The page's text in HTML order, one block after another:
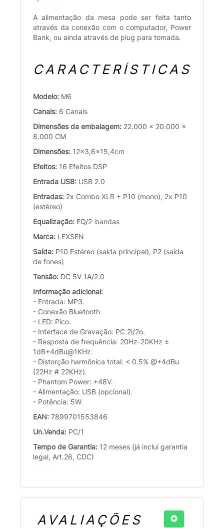
A alimentação da mesa pode ser feita tanto
através da conexão com o computador, Power
Bank, ou ainda através de plug para tomada.
CARACTERÍSTICAS
Modelo: M6
Canais: 6 Canais
Dimensões da embalagem: 22.000 x 20.000 x
8.000 CM
Dimensões: 12x3,6x15,4cm
Efeitos: 16 Efeitos DSP
Entrada USB: USB 2.0
Entradas: 2x Combo XLR + P10 (mono), 2x P10
(estéreo)
Equalização: EQ/2-bandas
Marca: LEXSEN
Saída: P10 Estéreo (saída principal), P2 (saída
de fones)
Tensão: DC 5V 1A/2.0
Informação adicional:
- Entrada: MP3.
- Conexão Bluetooth
- LED: Pico.
- Interface de Gravação: PC 2i/2o.
- Resposta de frequência: 20Hz-20KHz ±
1dB+4dBu@1KHz.
- Distorção harmônica total: < 0.5% @+4dBu
(22Hz # 22KHz).
- Phantom Power: +48V.
- Alimentação: USB (opcional).
- Potência: 5W.
EAN: 7899701553846
Un.Venda: PC/1
Tempo de Garantia: 12 meses (já inclui garantia
legal, Art.26, CDC)
AVALIAÇÕES